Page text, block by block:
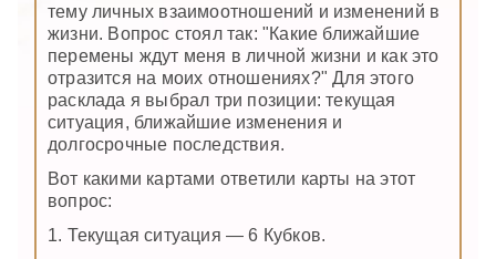
тему личных взаимоотношений и изменений в
жизни. Вопрос стоял так: "Какие ближайшие
перемены ждут меня в личной жизни и как это
отразится на моих отношениях?" Для этого
расклада я выбрал три позиции: текущая
ситуация, ближайшие изменения и
долгосрочные последствия.
Вот какими картами ответили карты на этот
вопрос:
1. Текущая ситуация — 6 Кубков.